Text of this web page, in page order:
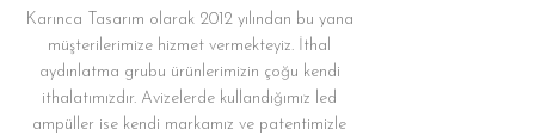
Karınca Tasarım olarak 2012 yılından bu yana
müşterilerimize hizmet vermekteyiz. İthal
aydınlatma grubu ürünlerimizin çoğu kendi
ithalatımızdır. Avizelerde kullandığımız led
ampüller ise kendi markamız ve patentimizle